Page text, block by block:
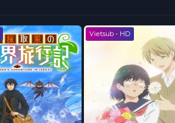
Vietsub - HD